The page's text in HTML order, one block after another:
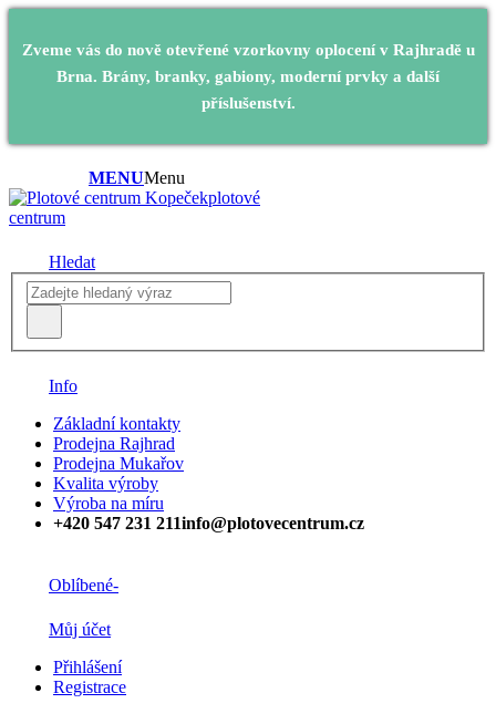
Zveme vás do nově otevřené vzorkovny oplocení v Rajhradě u
Brna. Brány, branky, gabiony, moderní prvky a další
příslušenství.
MENUMenu
plotové
centrum
Hledat
Info
Základní kontakty
Prodejna Rajhrad
Prodejna Mukařov
Kvalita výroby
Výroba na míru
+420 547 231 211info@plotovecentrum.cz
Oblíbené-
Můj účet
Přihlášení
Registrace